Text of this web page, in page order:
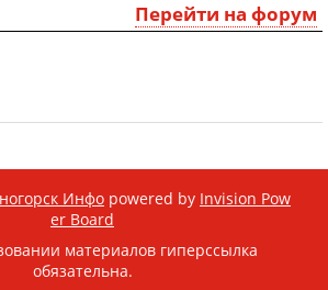
Перейти на форум
Инфо powered by Invision Pow
er Board
материалов гиперссылка
обязательна.